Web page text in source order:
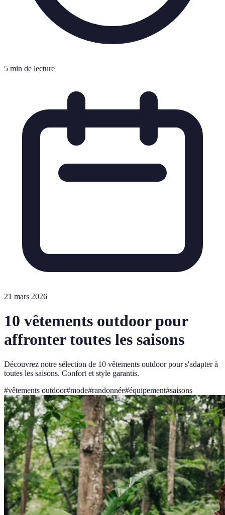
5 min de lecture
21 mars 2026
10 vêtements outdoor pour
affronter toutes les saisons
Découvrez notre sélection de 10 vêtements outdoor pour s'adapter à
toutes les saisons. Confort et style garantis.
#vêtements outdoor#mode#randonnée#équipement#saisons